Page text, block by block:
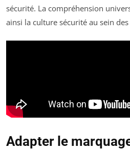
sécurité. La compréhension
ainsi la culture sécurité au sein
Adapter le